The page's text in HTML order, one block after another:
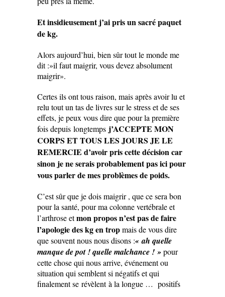
Et insidieusement j’ai pris un sacré paquet
de kg.
Alors aujourd’hui, bien sûr tout le monde me
dit :»il faut maigrir, vous devez absolument
maigrir».
Certes ils ont tous raison, mais après avoir lu et
relu tout un tas de livres sur le stress et de ses
effets, je peux vous dire que pour la première
fois depuis longtemps j’ACCEPTE MON
CORPS ET TOUS LES JOURS JE LE
REMERCIE d’avoir pris cette décision car
sinon je ne serais probablement pas ici pour
vous parler de mes problèmes de poids.
C’est sûr que je dois maigrir , que ce sera bon
pour la santé, pour ma colonne vertébrale et
l’arthrose etmon propos n’est pas de faire
l’apologie des kg en tropmais de vous dire
que souvent nous nous disons :« ah quelle
manque de pot ! quelle malchance ! »pour
cette chose qui nous arrive, événement ou
situation qui semblent si négatifs et qui
finalement se révèlent à la longue … positifs